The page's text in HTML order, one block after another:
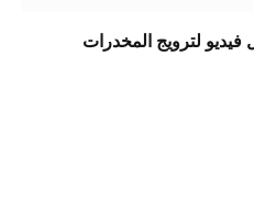
تداول فيديو لترويج المخدرات